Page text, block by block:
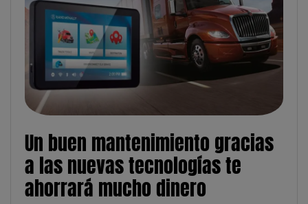
Un buen mantenimiento gracias
a las nuevas tecnologías te
ahorrará mucho dinero